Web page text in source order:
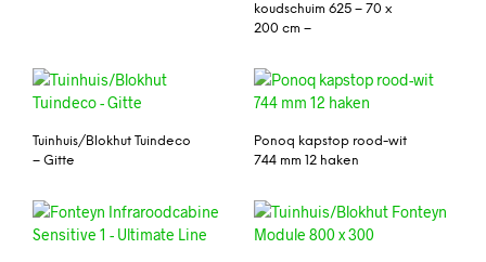
koudschuim 625 – 70 x
200 cm –
Tuinhuis/Blokhut Tuindeco
– Gitte
Ponoq kapstop rood-wit
744 mm 12 haken